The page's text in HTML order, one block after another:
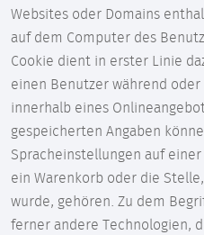
Websites oder Domains
auf dem Computer des
Cookie dient in erster Linie
einen Benutzer während oder
innerhalb eines
gespeicherten Angaben
Spracheinstellungen auf
ein Warenkorb oder die
wurde, gehören. Zu dem
ferner andere Technologien,